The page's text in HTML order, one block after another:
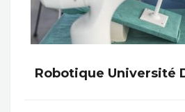
Robotique Université